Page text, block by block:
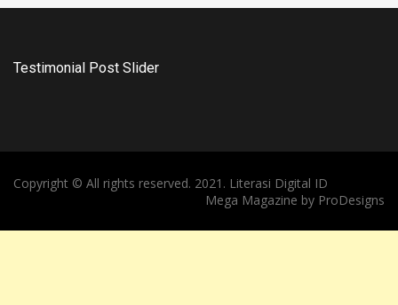
Testimonial Post Slider
Copyright © All rights reserved. 2021. Literasi Digital ID
Mega Magazine by ProDesigns